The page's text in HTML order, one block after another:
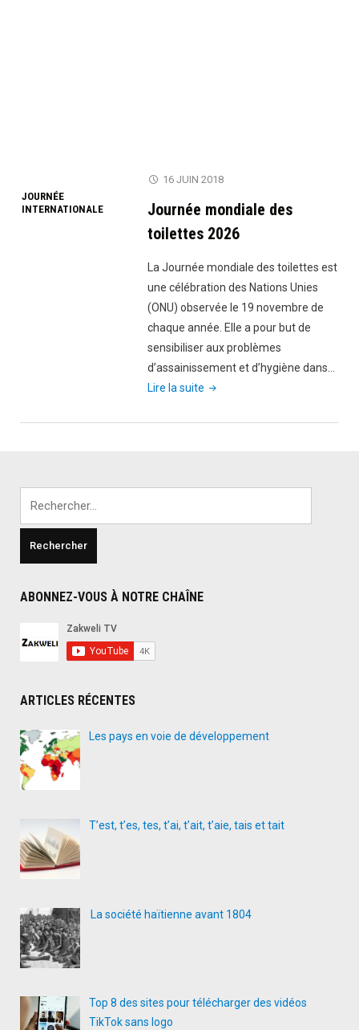
JOURNÉE
INTERNATIONALE
16 JUIN 2018
Journée mondiale des
toilettes 2026
La Journée mondiale des toilettes est
une célébration des Nations Unies
(ONU) observée le 19 novembre de
chaque année. Elle a pour but de
sensibiliser aux problèmes
d’assainissement et d’hygiène dans…
Lire la suite "Journée
des
ABONNEZ-VOUS À NOTRE CHAÎNE
ARTICLES RÉCENTES
Les pays en voie de développement
T’est, t’es, tes, t’ai, t’ait, t’aie, tais et tait
La société haïtienne avant 1804
Top 8 des sites pour télécharger des vidéos
TikTok sans logo